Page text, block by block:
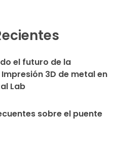
el futuro de la
3D de metal en
Lab
sobre el puente